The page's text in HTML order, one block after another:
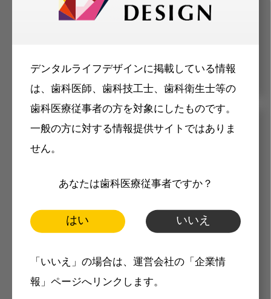
デンタルライフデザインに掲載している情報
は、歯科医師、歯科技工士、歯科衛生士等の
歯科医療従事者の方を対象にしたものです。
一般の方に対する情報提供サイトではありま
せん。
あなたは歯科医療従事者ですか？
はい いいえ
「いいえ」の場合は、運営会社の「企業情
報」ページへリンクします。
容のメールマガジンをお届けします。
メリット
製品価格も閲覧可能